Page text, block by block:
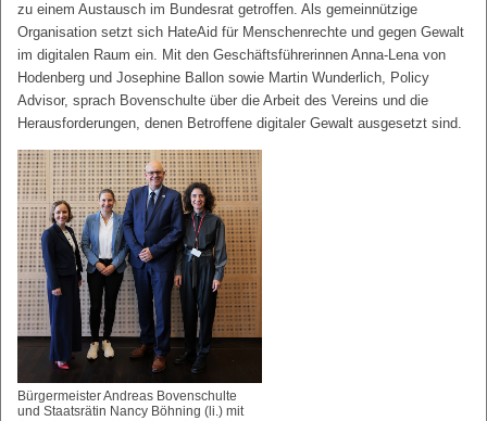
zu einem Austausch im Bundesrat getroffen. Als gemeinnützige
Organisation setzt sich HateAid für Menschenrechte und gegen Gewalt
im digitalen Raum ein. Mit den Geschäftsführerinnen Anna-Lena von
Hodenberg und Josephine Ballon sowie Martin Wunderlich, Policy
Advisor, sprach Bovenschulte über die Arbeit des Vereins und die
Herausforderungen, denen Betroffene digitaler Gewalt ausgesetzt sind.
Bürgermeister Andreas Bovenschulte
und Staatsrätin Nancy Böhning (li.) mit